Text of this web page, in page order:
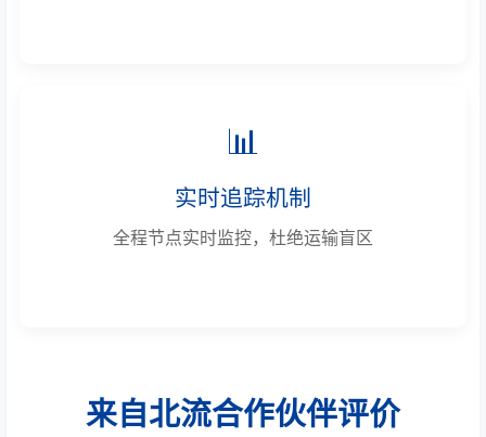
📊
实时追踪机制
全程节点实时监控，杜绝运输盲区
来自北流合作伙伴评价